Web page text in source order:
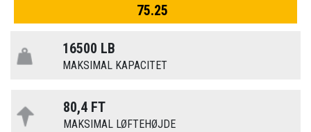
75.25
16500 LB
MAKSIMAL KAPACITET
80,4 FT
MAKSIMAL LØFTEHØJDE